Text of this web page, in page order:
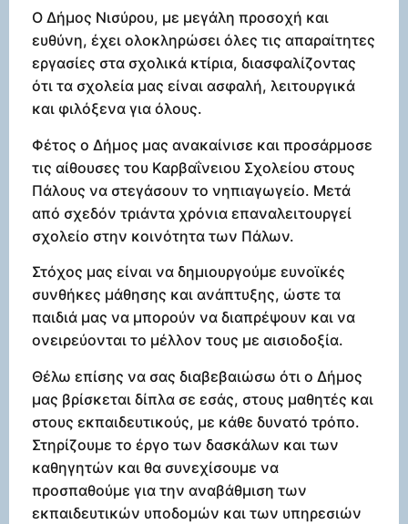
Ο Δήμος Νισύρου, με μεγάλη προσοχή και
ευθύνη, έχει ολοκληρώσει όλες τις απαραίτητες
εργασίες στα σχολικά κτίρια, διασφαλίζοντας
ότι τα σχολεία μας είναι ασφαλή, λειτουργικά
και φιλόξενα για όλους.
Φέτος ο Δήμος μας ανακαίνισε και προσάρμοσε
τις αίθουσες του Καρβαΐνειου Σχολείου στους
Πάλους να στεγάσουν το νηπιαγωγείο. Μετά
από σχεδόν τριάντα χρόνια επαναλειτουργεί
σχολείο στην κοινότητα των Πάλων.
Στόχος μας είναι να δημιουργούμε ευνοϊκές
συνθήκες μάθησης και ανάπτυξης, ώστε τα
παιδιά μας να μπορούν να διαπρέψουν και να
ονειρεύονται το μέλλον τους με αισιοδοξία.
Θέλω επίσης να σας διαβεβαιώσω ότι ο Δήμος
μας βρίσκεται δίπλα σε εσάς, στους μαθητές και
στους εκπαιδευτικούς, με κάθε δυνατό τρόπο.
Στηρίζουμε το έργο των δασκάλων και των
καθηγητών και θα συνεχίσουμε να
προσπαθούμε για την αναβάθμιση των
εκπαιδευτικών υποδομών και των υπηρεσιών